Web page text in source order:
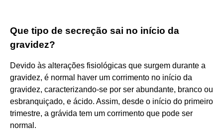
Que tipo de secreção sai no início da
gravidez?
Devido às alterações fisiológicas que surgem durante a
gravidez, é normal haver um corrimento no início da
gravidez, caracterizando-se por ser abundante, branco ou
esbranquiçado, e ácido. Assim, desde o início do primeiro
trimestre, a grávida tem um corrimento que pode ser
normal.